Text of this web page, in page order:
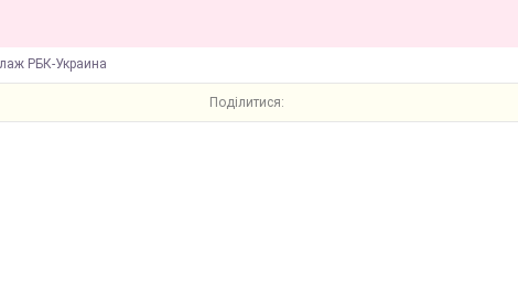
РБК-Украина
Поділитися: